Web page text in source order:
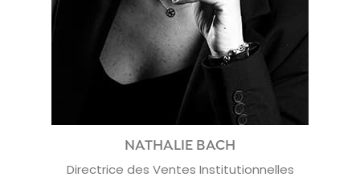
NATHALIE BACH
Directrice des Ventes Institutionnelles